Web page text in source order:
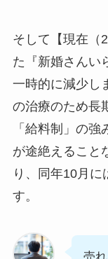
そして【現在（
た『新婚さんい
一時的に減少し
の治療のため長
「給料制」の
が途絶えること
り、同年10月に
す。